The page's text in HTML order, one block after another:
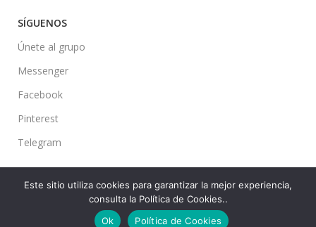
SÍGUENOS
Únete al grupo
Messenger
Facebook
Pinterest
Telegram
2022 Created ByCMS. Premium Blog Solutions.
Este sitio utiliza cookies para garantizar la mejor experiencia,
consulta la Política de Cookies..
Ok
Política de Cookies